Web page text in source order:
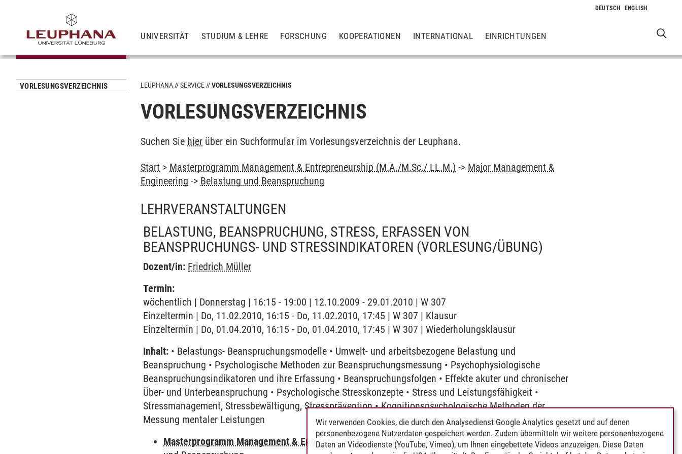
UNIVERSITÄT STUDIUM & LEHRE FORSCHUNG KOOPERATIONEN INTERNATIONAL EINRICHTUNGEN
VORLESUNGSVERZEICHNIS LEUPHANA SERVICE VORLESUNGSVERZEICHNIS
VORLESUNGSVERZEICHNIS
Suchen Sie hier über ein Suchformular im Vorlesungsverzeichnis der Leuphana.
Start > Masterprogramm Management & Entrepreneurship (M.A./M.Sc./ LL.M.) -> Major Management &
Engineering -> Belastung und Beanspruchung
LEHRVERANSTALTUNGEN
BELASTUNG, BEANSPRUCHUNG, STRESS, ERFASSEN VON
BEANSPRUCHUNGS- UND STRESSINDIKATOREN (VORLESUNG/ÜBUNG)
Dozent/in: Friedrich Müller
Termin:
wöchentlich | Donnerstag | 16:15 - 19:00 | 12.10.2009 - 29.01.2010 | W 307
Einzeltermin | Do, 11.02.2010, 16:15 - Do, 11.02.2010, 17:45 | W 307 | Klausur
Einzeltermin | Do, 01.04.2010, 16:15 - Do, 01.04.2010, 17:45 | W 307 | Wiederholungsklausur
Inhalt: • Belastungs- Beanspruchungsmodelle • Umwelt- und arbeitsbezogene Belastung und
Beanspruchung • Psychologische Methoden zur Beanspruchungsmessung • Psychophysiologische
Beanspruchungsindikatoren und ihre Erfassung • Beanspruchungsfolgen • Effekte akuter und chronischer
Über- und Unterbeanspruchung • Psychologische Stresskonzepte • Stress und Leistungsfähigkeit •
Stressmanagement, Stressbewältigung, Stressprävention • Kognitionspsychologische Methoden der
Messung mentaler Leistungen
Masterprogramm Management & Entrepreneurship-Major Management & Engineering-Belastung
Wir verwenden Cookies, die durch den Analysedienst Google Analytics gesetzt und auf denen
personenbezogene Nutzerdaten gespeichert werden. Zudem übermitteln wir weitere personenbezogene
Daten an Videodienste (YouTube, Vimeo), um Ihnen eingebettete Videos anzuzeigen. Diese Daten